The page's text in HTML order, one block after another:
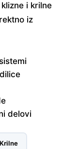
i krilne
iz
delovi
Krilne